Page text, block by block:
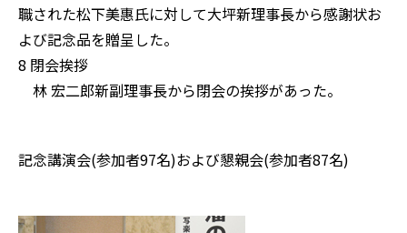
職された松下美惠氏に対して大坪新理事長から感謝状お
よび記念品を贈呈した。
8 閉会挨拶
林 宏二郎新副理事長から閉会の挨拶があった。
記念講演会(参加者97名)および懇親会(参加者87名)